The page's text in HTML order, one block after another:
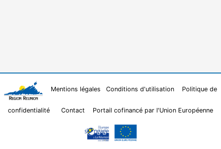
Mentions légales Conditions d'utilisation Politique de
confidentialité Contact Portail cofinancé par l'Union Européenne